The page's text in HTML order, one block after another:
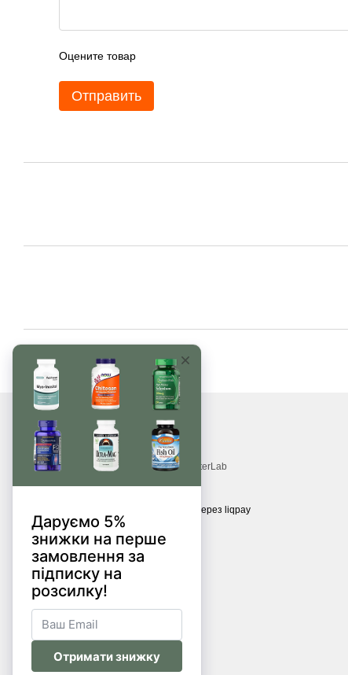
Оцените товар
Отправить
© 2017—2026
Витамины, БАДы, добавки, травы MonsterLab
Мобильная версия